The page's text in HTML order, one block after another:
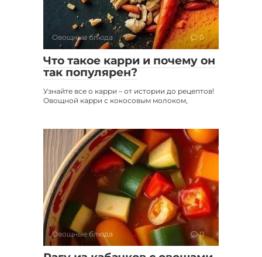
Овощные блюда 0
Что такое карри и почему он
так популярен?
Узнайте все о карри – от истории до рецептов!
Овощной карри с кокосовым молоком,
Овощные блюда 0